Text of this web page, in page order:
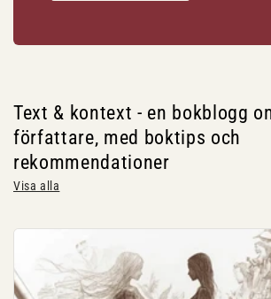
Text & kontext - en bokblogg
författare, med boktips och
rekommendationer
Visa alla